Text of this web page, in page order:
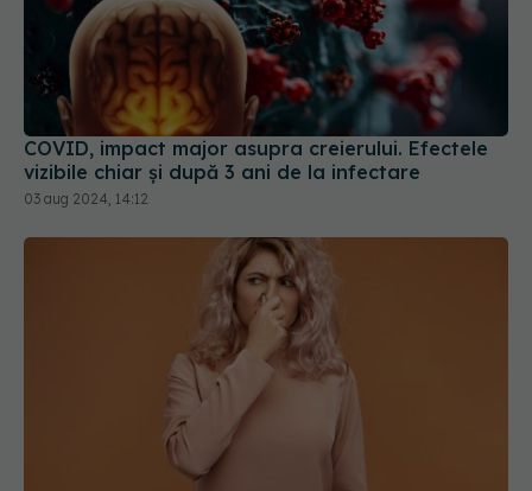
COVID, impact major asupra creierului. Efectele
vizibile chiar și după 3 ani de la infectare
03 aug 2024, 14:12